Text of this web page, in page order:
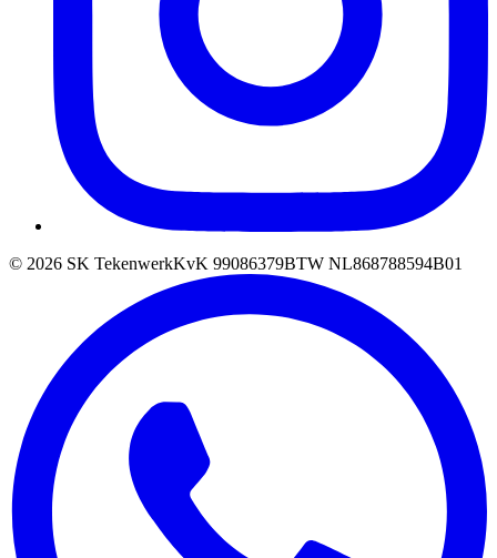
© 2026 SK TekenwerkKvK 99086379BTW NL868788594B01